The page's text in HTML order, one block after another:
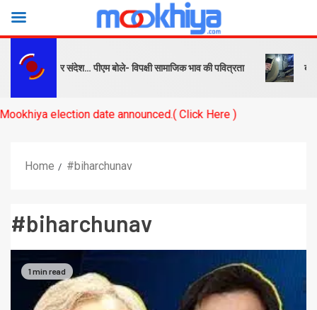
को सबक और संदेश… पीएम बोले- विपक्षी सामाजिक भाव की पवित्रता बनारस
election date announced.( Click Here )
Home #biharchunav
#biharchunav
1 min read